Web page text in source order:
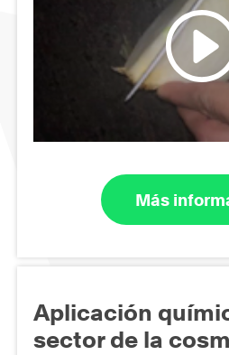
Más
Aplicación
sector de la